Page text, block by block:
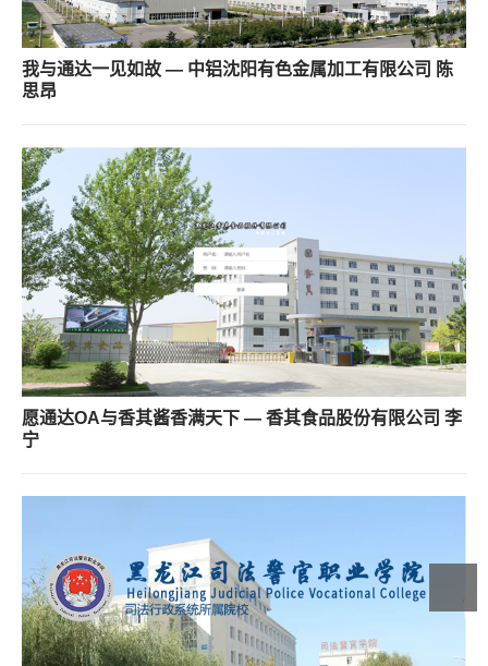
我与通达一见如故 — 中铝沈阳有色金属加工有限公司 陈
思昂
愿通达OA与香其酱香满天下 — 香其食品股份有限公司 李
宁